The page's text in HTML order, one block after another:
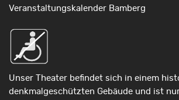
Veranstaltungskalender Bamberg
Unser Theater befindet sich in einem
denkmalgeschützten Gebäude und ist